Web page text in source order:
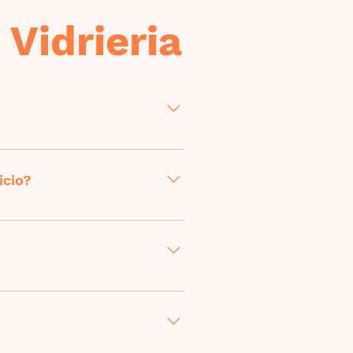
puede completarse en
y pueden proporcionar los
por el que estás
Vidrieria